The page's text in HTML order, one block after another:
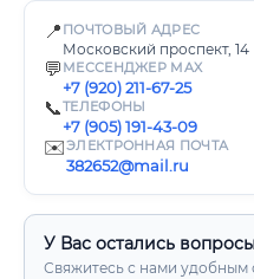
📍 ПОЧТОВЫЙ АДРЕС
Московский проспект, 14
💬 МЕССЕНДЖЕР MAX
+7 (920) 211-67-25
📞ТЕЛЕФОНЫ
+7 (905) 191-43-09
✉️ЭЛЕКТРОННАЯ ПОЧТА
382652@mail.ru
У Вас остались
Свяжитесь с нами удобным